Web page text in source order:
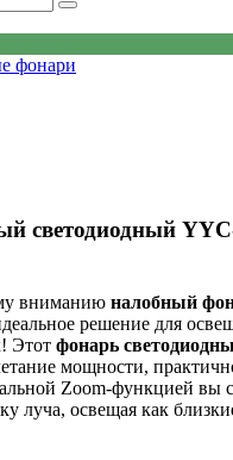
фонари
светодиодный
вниманию налобный
решение для
Этот фонарь
мощности,
Zoom-функцией вы
луча, освещая как